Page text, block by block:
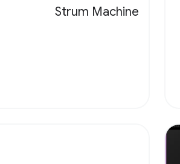
Strum Machine